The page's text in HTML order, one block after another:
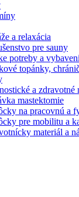
a relaxácia
pre sauny
potreby a
topánky,
a zdravotné
mastektomie
na pracovnú a
pre mobilitu a
materiál a